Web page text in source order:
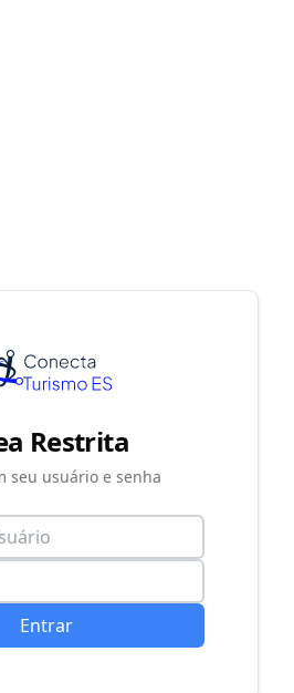
Restrita
seu usuário e senha
Entrar